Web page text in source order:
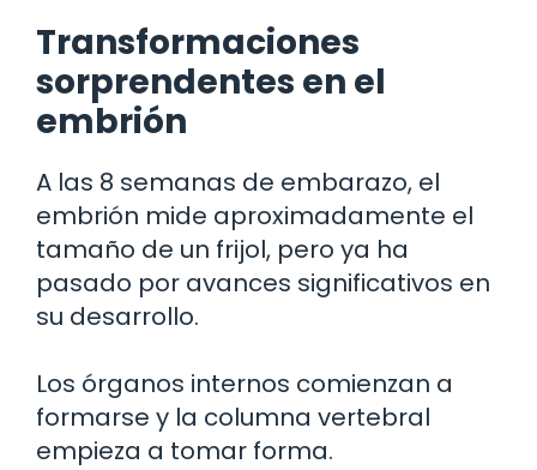
Transformaciones
sorprendentes en el
embrión
A las 8 semanas de embarazo, el
embrión mide aproximadamente el
tamaño de un frijol, pero ya ha
pasado por avances significativos en
su desarrollo.
Los órganos internos comienzan a
formarse y la columna vertebral
empieza a tomar forma.